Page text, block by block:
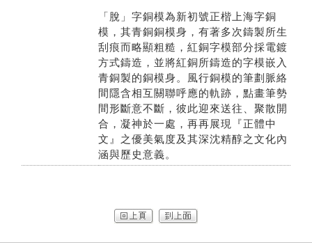
「脫」字銅模為新初號正楷上海字銅
模，其青銅銅模身，有著多次鑄製所生
刮痕而略顯粗糙，紅銅字模部分採電鍍
方式鑄造，並將紅銅所鑄造的字模嵌入
青銅製的銅模身。風行銅模的筆劃脈絡
間隱含相互關聯呼應的軌跡，點畫筆勢
間形斷意不斷，彼此迎來送往、聚散開
合，凝神於一處，再再展現『正體中
文』之優美氣度及其深沈精醇之文化內
涵與歷史意義。